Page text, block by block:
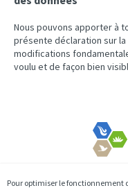
Pour optimiser le fonctionnement
Nous pouvons apporter à
présente déclaration sur
modifications
voulu et de façon bien